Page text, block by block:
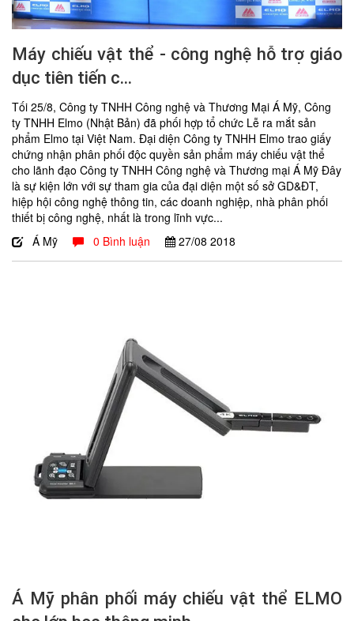
Máy chiếu vật thể - công nghệ hỗ trợ giáo
dục tiên tiến c...
Tối 25/8, Công ty TNHH Công nghệ và Thương Mại Á Mỹ, Công
ty TNHH Elmo (Nhật Bản) đã phối hợp tổ chức Lễ ra mắt sản
phẩm Elmo tại Việt Nam. Đại diện Công ty TNHH Elmo trao giấy
chứng nhận phân phối độc quyền sản phẩm máy chiếu vật thể
cho lãnh đạo Công ty TNHH Công nghệ và Thương mại Á Mỹ Đây
là sự kiện lớn với sự tham gia của đại diện một số sở GD&ĐT,
hiệp hội công nghệ thông tin, các doanh nghiệp, nhà phân phối
thiết bị công nghệ, nhất là trong lĩnh vực...
Á Mỹ
0 Bình luận 27/08 2018
Á Mỹ phân phối máy chiếu vật thể ELMO